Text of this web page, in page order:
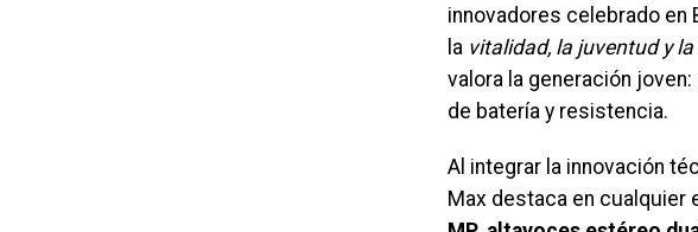
innovadores celebrado en
la vitalidad, la juventud y
valora la generación
de batería y resistencia.
Al integrar la innovación
Max destaca en cualquier